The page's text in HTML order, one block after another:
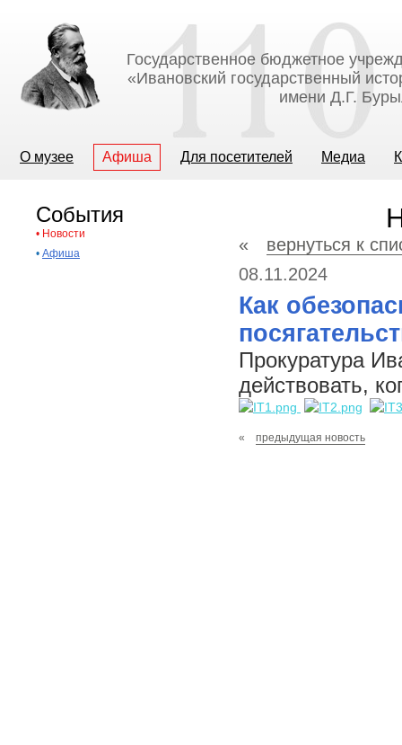
Государственное бюджетное
«Ивановский государственный
имени Д.Г.
О музее Афиша Для посетителей Медиа
События
• Новости
• Афиша « вернуться к
08.11.2024
Как
Прокуратура
действовать,
« предыдущая новость